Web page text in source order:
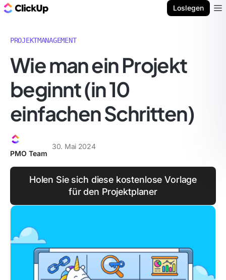
Loslegen
PROJEKTMANAGEMENT
Wie man ein Projekt
beginnt (in 10
einfachen Schritten)
PMO Team
30. Mai 2024
Holen Sie sich diese kostenlose Vorlage
für den Projektplaner